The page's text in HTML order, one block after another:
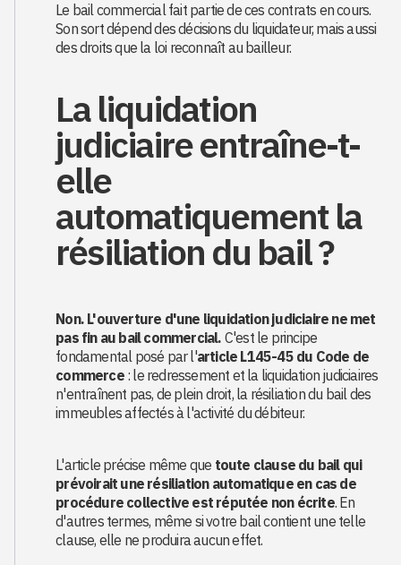
Le bail commercial fait partie de ces contrats en cours.
Son sort dépend des décisions du liquidateur, mais aussi
des droits que la loi reconnaît au bailleur.
La liquidation
judiciaire entraîne-t-
elle
automatiquement la
résiliation du bail ?
Non. L'ouverture d'une liquidation judiciaire ne met
pas fin au bail commercial. C'est le principe
fondamental posé par l'article L145-45 du Code de
commerce: le redressement et la liquidation judiciaires
n'entraînent pas, de plein droit, la résiliation du bail des
immeubles affectés à l'activité du débiteur.
L'article précise même que toute clause du bail qui
prévoirait une résiliation automatique en cas de
procédure collective est réputée non écrite. En
d'autres termes, même si votre bail contient une telle
clause, elle ne produira aucun effet.